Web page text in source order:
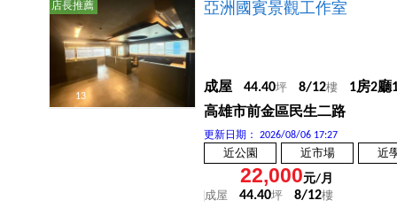
店長推薦
13
亞洲國賓景觀工作室
成屋 44.40坪 8/12樓
1房2廳
高雄市前金區民生二路
更新日期： 2026/08/06 17:27
近公園 近市場 近
22,000元/月
成屋 44.40坪 8/12樓